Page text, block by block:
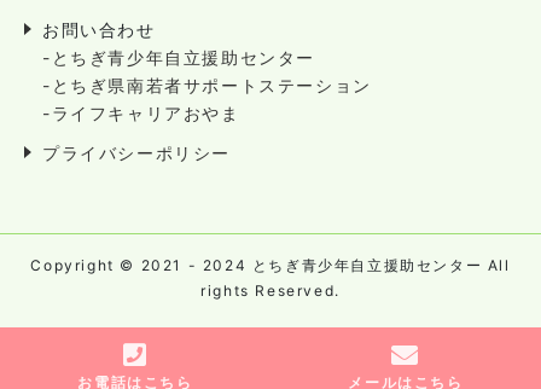
お問い合わせ
-とちぎ青少年自立援助センター
-とちぎ県南若者サポートステーション
-ライフキャリアおやま
プライバシーポリシー
Copyright © 2021 - 2024 とちぎ青少年自立援助センター All
rights Reserved.
お電話はこちら メールはこちら